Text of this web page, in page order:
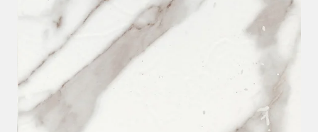
Где купить
FAQ